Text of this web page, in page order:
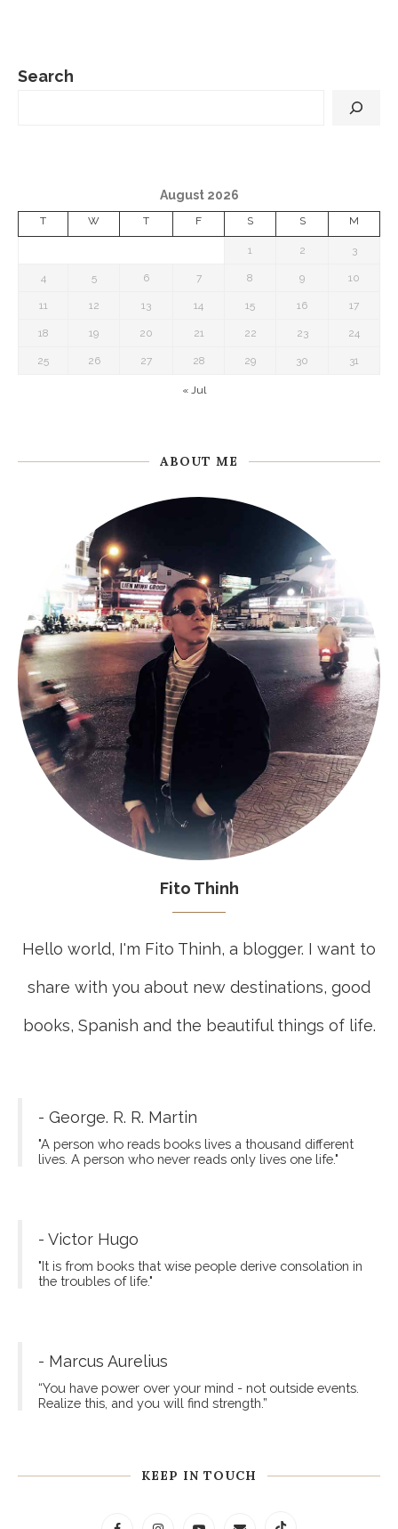
Search
August 2026
T W T F S S M
1 2 3
4 5 6 7 8 9 10
11 12 13 14 15 16 17
18 19 20 21 22 23 24
25 26 27 28 29 30 31
« Jul
ABOUT ME
Fito Thinh
Hello world, I'm Fito Thinh, a blogger. I want to
share with you about new destinations, good
books, Spanish and the beautiful things of life.
- George. R. R. Martin
"A person who reads books lives a thousand different
lives. A person who never reads only lives one life."
- Victor Hugo
"It is from books that wise people derive consolation in
the troubles of life."
- Marcus Aurelius
“You have power over your mind - not outside events.
Realize this, and you will find strength.”
KEEP IN TOUCH